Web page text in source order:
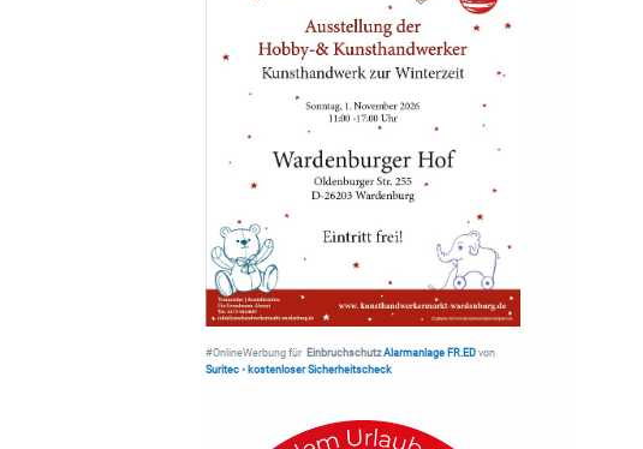
#OnlineWerbung für Einbruchschutz Alarmanlage FR.ED von
Suritec• kostenloser Sicherheitscheck